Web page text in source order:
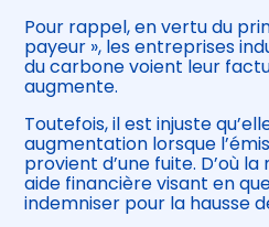
Pour rappel, en vertu du
payeur », les entreprises
du carbone voient leur
augmente.
Toutefois, il est injuste
augmentation lorsque
provient d’une fuite. D’où
aide financière visant en
indemniser pour la hausse